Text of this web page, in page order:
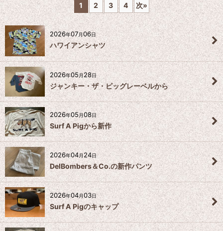
1 2 3 4 次»
2026年07月06日
ハワイアンシャツ
2026年05月28日
ジャンキー・ザ・ピッグレーベルから
2026年05月08日
Surf A Pigから新作
2026年04月24日
DelBombers＆Co.の新作パンツ
2026年04月03日
Surf A Pigのキャップ